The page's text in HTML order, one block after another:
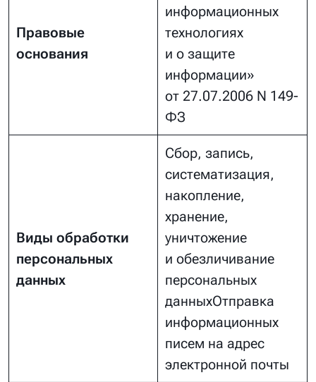
Правовые
основания
информационных
технологиях
и о защите
информации»
от 27.07.2006 N 149-
ФЗ
Виды обработки
персональных
данных
Сбор, запись,
систематизация,
накопление,
хранение,
уничтожение
и обезличивание
персональных
данныхОтправка
информационных
писем на адрес
электронной почты